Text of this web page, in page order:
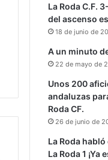
La Roda C.F.
del ascenso
18 de junio de
A un minuto
22 de mayo de
Unos 200
andaluzas
Roda CF.
26 de junio de
La Roda
La Roda 1 ¡Ya